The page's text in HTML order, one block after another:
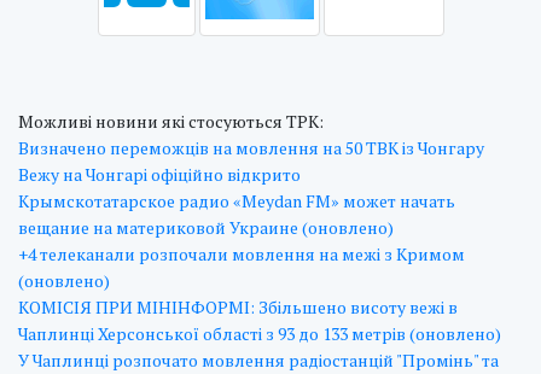
Можливі новини які стосуються ТРК:
Визначено переможців на мовлення на 50 ТВК із Чонгару
Вежу на Чонгарі офіційно відкрито
Крымскотатарское радио «Meydan FM» может начать
вещание на материковой Украине (оновлено)
+4 телеканали розпочали мовлення на межі з Кримом
(оновлено)
КОМІСІЯ ПРИ МІНІНФОРМІ: Збільшено висоту вежі в
Чаплинці Херсонської області з 93 до 133 метрів (оновлено)
У Чаплинці розпочато мовлення радіостанцій "Промінь" та